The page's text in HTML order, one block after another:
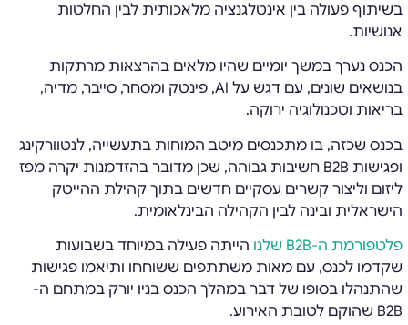
בשיתוף פעולה בין אינטלגנציה מלאכותית לבין החלטות
אנושיות.
הכנס נערך במשך יומיים שהיו מלאים בהרצאות מרתקות
בנושאים שונים, עם דגש על AI, פינטק ומסחר, סייבר, מדיה,
בריאות וטכנולוגיה ירוקה.
בכנס שכזה, בו מתכנסים מיטב המוחות בתעשייה, לנטוורקינג
ופגישות B2B חשיבות גבוהה, שכן מדובר בהזדמנות יקרה מפז
ליזום וליצור קשרים עסקיים חדשים בתוך קהילת ההייטק
הישראלית ובינה לבין הקהילה הבינלאומית.
פלטפורמת ה-B2B שלנו
הייתה פעילה במיוחד בשבועות
שקדמו לכנס, עם מאות משתתפים ששוחחו ותיאמו פגישות
שהתנהלו בסופו של דבר במהלך הכנס בניו יורק במתחם ה-
B2B שהוקם לטובת האירוע.